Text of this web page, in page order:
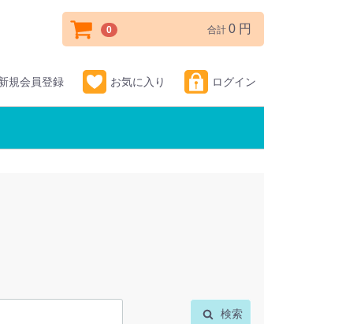
規会員登録 お気に入り ログイン
0 合計 0 円
検索